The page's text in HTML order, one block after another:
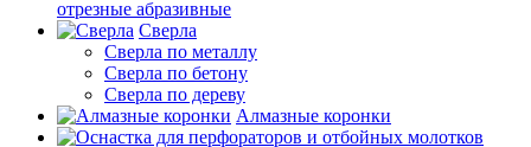
отрезные абразивные
Сверла
Сверла по металлу
Сверла по бетону
Сверла по дереву
Алмазные коронки